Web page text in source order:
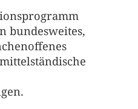
bundesweites,